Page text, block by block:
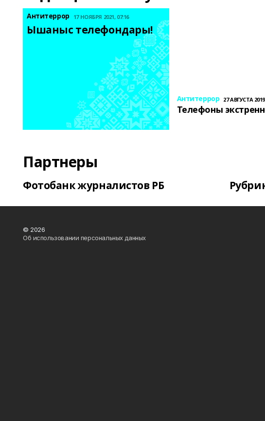
Антитеррор 17 НОЯБРЯ 2021, 07:16
Ышаныс телефондары!
Антитеррор 27 АВГУСТА
Телефоны
Партнеры
Фотобанк журналистов РБ
© 2026
Об использовании персональных данных